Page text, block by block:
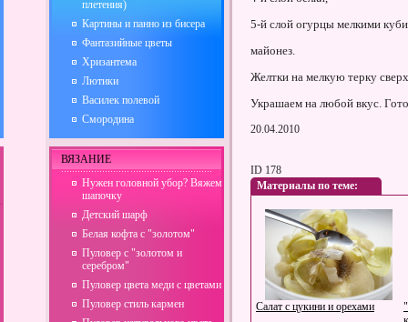
5-й слой огурцы мелкими
майонез.
Желтки на мелкую терку
Украшаем на любой вкус.
20.04.2010
ID 178
Материалы по теме:
Салат с цукини и орехами
плетения)
Картины и панно из бисера
Фантазийные цветы
Хризантема
Лютики
Василек полевой
Смородина
ВЯЗАНИЕ
Нужен головной убор? Вяжем
шапочку
Детский шарф
Белая кофта с "золотом"
Пуловер с "золотом и
серебром"
Пуловер цвета меди с цветами
Пуловер стиль кармен